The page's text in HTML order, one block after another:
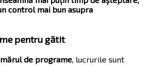
control mai bun asupra
pentru gătit
de programe, lucrurile sunt